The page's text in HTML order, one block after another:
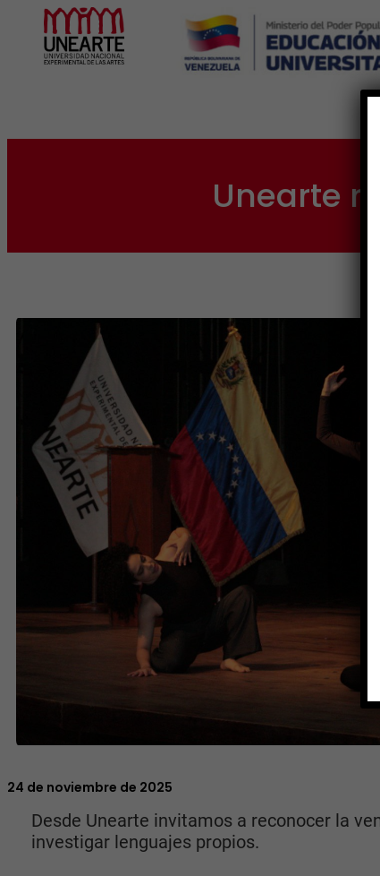
Unearte
24 de noviembre de 2025
Desde Unearte invitamos a reconocer la
investigar lenguajes propios.